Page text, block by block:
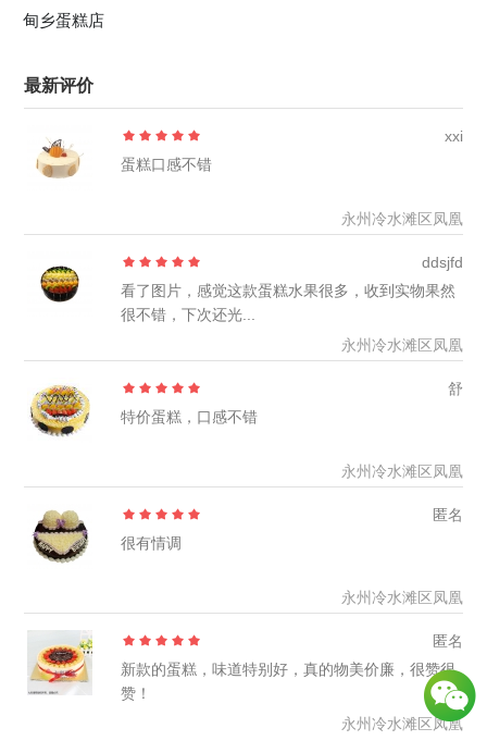
甸乡蛋糕店
最新评价
xxi
蛋糕口感不错
永州冷水滩区凤凰
ddsjfd
看了图片，感觉这款蛋糕水果很多，收到实物果然
很不错，下次还光...
永州冷水滩区凤凰
舒
特价蛋糕，口感不错
永州冷水滩区凤凰
匿名
很有情调
永州冷水滩区凤凰
匿名
新款的蛋糕，味道特别好，真的物美价廉，很赞很
赞！
永州冷水滩区凤凰